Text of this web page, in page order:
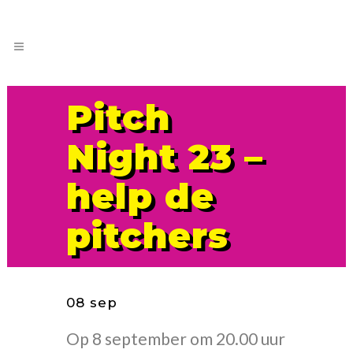
Pitch
Night 23 –
help de
pitchers
08 sep
Op 8 september om 20.00 uur